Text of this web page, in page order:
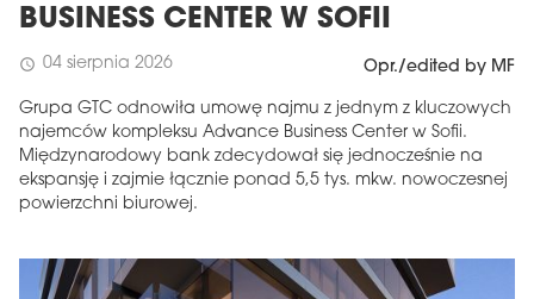
BUSINESS CENTER W SOFII
schedule 04 sierpnia 2026 Opr./edited by MF
Grupa GTC odnowiła umowę najmu z jednym z kluczowych
najemców kompleksu Advance Business Center w Sofii.
Międzynarodowy bank zdecydował się jednocześnie na
ekspansję i zajmie łącznie ponad 5,5 tys. mkw. nowoczesnej
powierzchni biurowej.